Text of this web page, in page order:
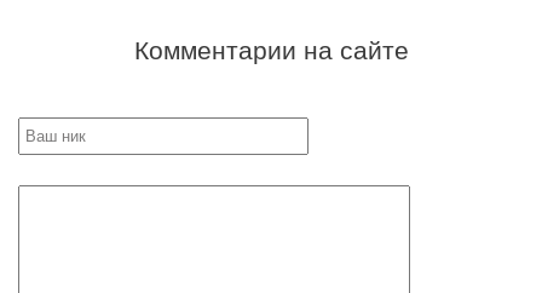
Комментарии на сайте